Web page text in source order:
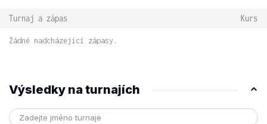
Turnaj a zápas Kurs
Žádné nadcházející zápasy.
Výsledky na turnajích